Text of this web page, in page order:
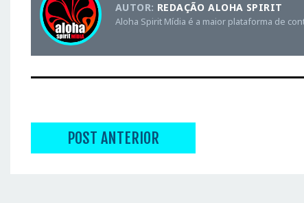
AUTOR: REDAÇÃO ALOHA SPIRIT
Aloha Spirit Mídia é a maior plataforma de
POST ANTERIOR